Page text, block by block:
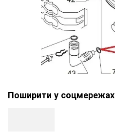
Поширити у соцмережах